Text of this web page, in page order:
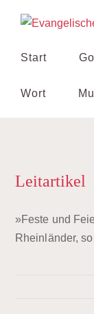
Inhalt
Start
Wort
Leitartikel
»Feste und
Rheinländer,